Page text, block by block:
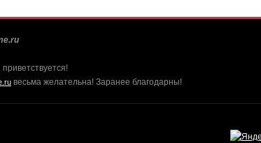
весьма желательна! Заранее благодарны!